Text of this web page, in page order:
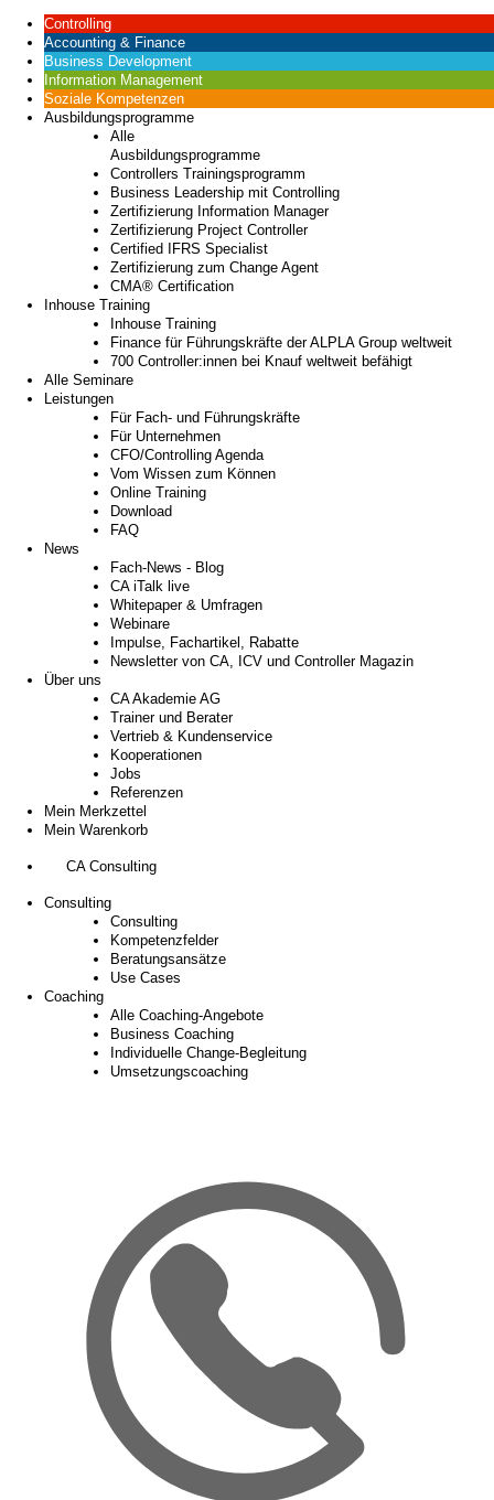
Controlling
Accounting & Finance
Business Development
Information Management
Soziale Kompetenzen
Ausbildungsprogramme
Alle
Ausbildungsprogramme
Controllers Trainingsprogramm
Business Leadership mit Controlling
Zertifizierung Information Manager
Zertifizierung Project Controller
Certified IFRS Specialist
Zertifizierung zum Change Agent
CMA® Certification
Inhouse Training
Inhouse Training
Finance für Führungskräfte der ALPLA Group weltweit
700 Controller:innen bei Knauf weltweit befähigt
Alle Seminare
Leistungen
Für Fach- und Führungskräfte
Für Unternehmen
CFO/Controlling Agenda
Vom Wissen zum Können
Online Training
Download
FAQ
News
Fach-News - Blog
CA iTalk live
Whitepaper & Umfragen
Webinare
Impulse, Fachartikel, Rabatte
Newsletter von CA, ICV und Controller Magazin
Über uns
CA Akademie AG
Trainer und Berater
Vertrieb & Kundenservice
Kooperationen
Jobs
Referenzen
Mein Merkzettel
Mein Warenkorb
CA Consulting
Consulting
Consulting
Kompetenzfelder
Beratungsansätze
Use Cases
Coaching
Alle Coaching-Angebote
Business Coaching
Individuelle Change-Begleitung
Umsetzungscoaching